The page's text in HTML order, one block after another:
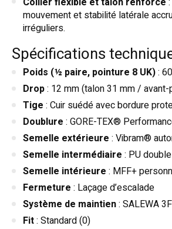
mouvement et stabilité latérale
irréguliers.
Spécifications
Poids (½ paire, pointure 8 UK):
Drop: 12 mm (talon 31 mm /
Tige : Cuir suédé avec bordure
Doublure : GORE-TEX®
Semelle extérieure : Vibram®
Semelle intermédiaire : PU
Semelle intérieure : MFF+
Fermeture : Laçage d’escalade
Système de maintien: SALEWA 3F
Fit: Standard (0)